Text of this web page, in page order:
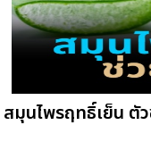
สมุนไพรฤทธิ์เย็น ตั